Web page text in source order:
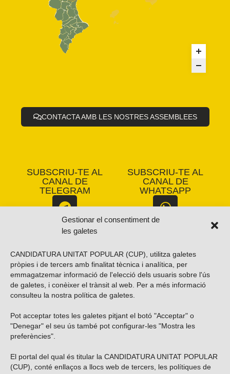
Gestionar el consentiment de
les galetes
CANDIDATURA UNITAT POPULAR (CUP), utilitza galetes
pròpies i de tercers amb finalitat tècnica i analítica, per
emmagatzemar informació de l'elecció dels usuaris sobre l'ús
de galetes, i conèixer el trànsit al web. Per a més informació
consulteu la nostra política de galetes
Pot acceptar totes les galetes pitjant el botó "Acceptar" o
"Denegar" el seu ús també pot configurar-les "Mostra les
preferències".
El portal del qual és titular la CANDIDATURA UNITAT POPULAR
(CUP), conté enllaços a llocs web de tercers, les polítiques de
CONTACTA AMB LES NOSTRES ASSEMBLEES
SUBSCRIU-TE AL
CANAL DE
TELEGRAM
SUBSCRIU-TE AL
CANAL DE
WHATSAPP
Vols subscriure’t al nostre butlletí?
ENVIAR